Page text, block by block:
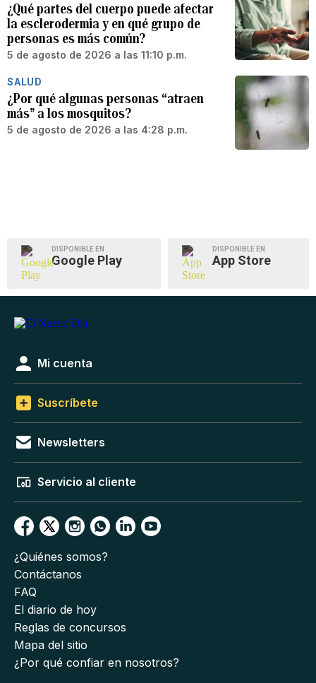
¿Qué partes del cuerpo puede afectar
la esclerodermia y en qué grupo de
personas es más común?
5 de agosto de 2026 a las 11:10 p.m.
SALUD
¿Por qué algunas personas “atraen
más” a los mosquitos?
5 de agosto de 2026 a las 4:28 p.m.
DISPONIBLE EN
Google Play
DISPONIBLE EN
App Store
Mi cuenta
Suscríbete
Newsletters
Servicio al cliente
¿Quiénes somos?
Contáctanos
FAQ
El diario de hoy
Reglas de concursos
Mapa del sitio
¿Por qué confiar en nosotros?